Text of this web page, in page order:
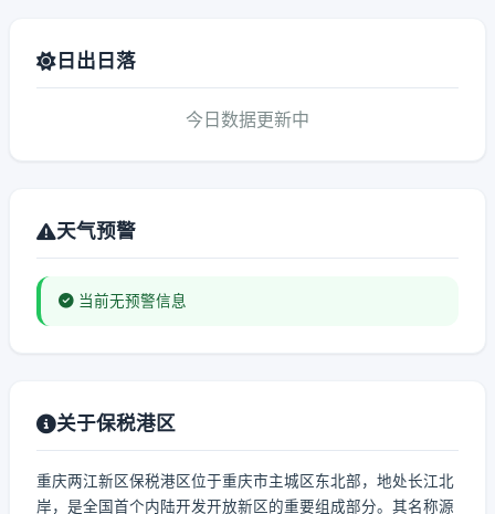
日出日落
今日数据更新中
天气预警
当前无预警信息
关于保税港区
重庆两江新区保税港区位于重庆市主城区东北部，地处长江北
岸，是全国首个内陆开发开放新区的重要组成部分。其名称源